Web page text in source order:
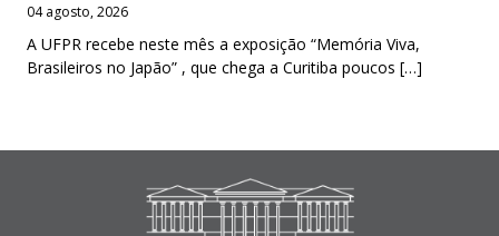
04 agosto, 2026
A UFPR recebe neste mês a exposição “Memória Viva,
Brasileiros no Japão” , que chega a Curitiba poucos […]